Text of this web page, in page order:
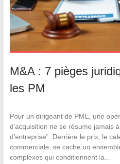
M&A : 7 pièges
les PM
Pour un dirigeant de PME, une
d’acquisition ne se résume jamais
d’entreprise”. Derrière le prix, le
commerciale, se cache un
complexes qui conditionnent la…